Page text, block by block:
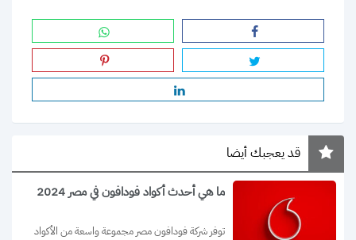
قد يعجبك أيضا
ما هي أحدث أكواد فودافون في مصر 2024